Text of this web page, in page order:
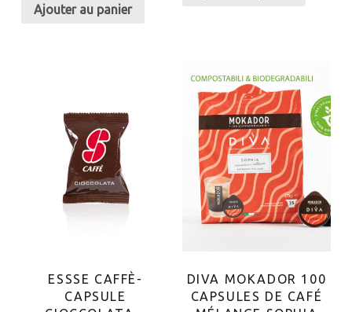
Ajouter au panier
ESSSE CAFFÈ-
CAPSULE
DIVA MOKADOR 100
CAPSULES DE CAFÉ